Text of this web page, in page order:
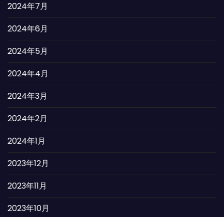
2024年7月
2024年6月
2024年5月
2024年4月
2024年3月
2024年2月
2024年1月
2023年12月
2023年11月
2023年10月